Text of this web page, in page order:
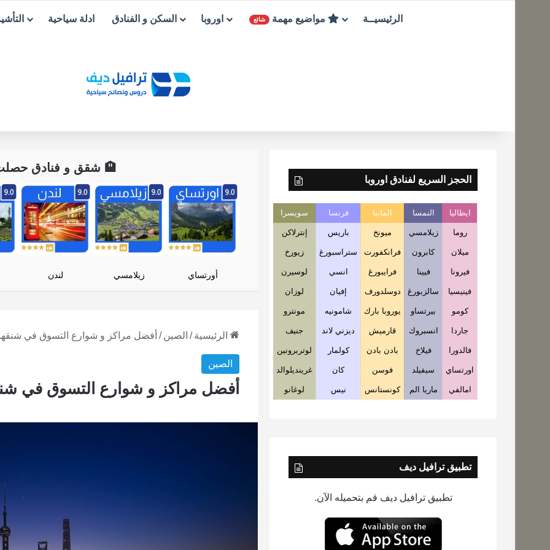
الرئيسيــة مواضيع مهمة شائع اوروبا السكن و الفنادق ادلة سياحية
🏨 شقق و فنادق حصلت
أورتساي زيلامسي لندن
الرئيسية / الصين / أفضل مراكز و شوارع التسوق في
الصين
أفضل مراكز و شوارع التسوق في
الحجز السريع لفنادق اوروبا
ايطاليا النمسا المانيا فرنسا سويسرا
روما زيلامسي ميونخ باريس إنترلاكن
ميلان كابرون فرانكفورت ستراسبورغ زيورخ
فيرونا فيينا فرايبورغ انسي لوسيرن
فينيسيا سالزبورغ دوسلدورف إفيان لوزان
كومو بيرتساو يوروبا بارك شامونيه مونترو
جاردا انسبروك قارميش ديزني لاند جنيف
فالدورا فيلاخ بادن بادن كولمار لوتربرونين
اورتساي سيفيلد فوسن كان غرينديلوالد
امالفي ماريا الم كونستانس نيس لوغانو
تطبيق ترافيل ديف
تطبيق ترافيل ديف قم بتحميله الآن.